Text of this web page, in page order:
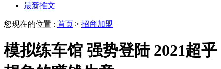
最新推文
您现在的位置 : 首页 > 招商加盟
模拟练车馆 强势登陆 2021超乎